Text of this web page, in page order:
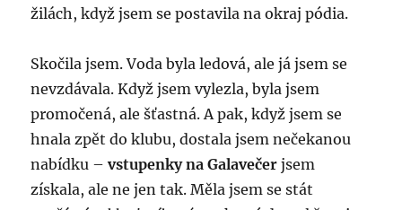
žilách, když jsem se postavila na okraj pódia.
Skočila jsem. Voda byla ledová, ale já jsem se
nevzdávala. Když jsem vylezla, byla jsem
promočená, ale šťastná. A pak, když jsem se
hnala zpět do klubu, dostala jsem nečekanou
nabídku –vstupenky na Galavečer jsem
získala, ale ne jen tak. Měla jsem se stát